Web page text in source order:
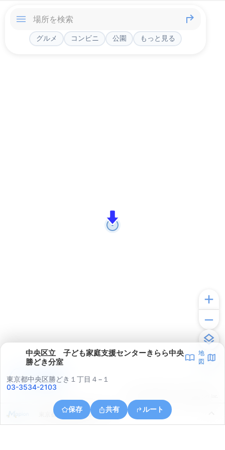
グルメ コンビニ 公園 もっと見る
中央区立 子ども家庭支援センターきらら中央
勝どき分室
地
図
東京都中央区勝どき１丁目４−１
03-3534-2103
保存 共有 ルート
東京都中央区築地５丁目３
アプリで見る